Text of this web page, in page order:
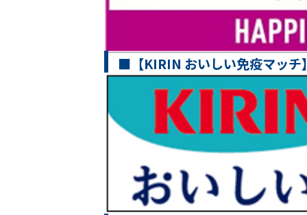
■【KIRIN おいしい免疫マッチ